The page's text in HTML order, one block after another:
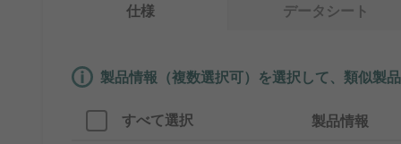
仕様 データシート
製品情報（複数選択可）を選択して、類似製
すべて選択 製品情報